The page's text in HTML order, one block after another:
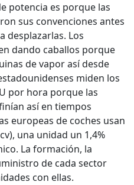
potencia es porque las
sus convenciones antes
desplazarlas. Los
dando caballos porque
de vapor así desde
miden los
por hora porque las
así en tiempos
europeas de coches usan
una unidad un 1,4%
La formación, la
de cada sector
con ellas.